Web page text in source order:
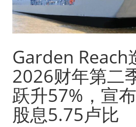
Garden Reach
2026财年第二
跃升57%，宣
股息5.75卢比